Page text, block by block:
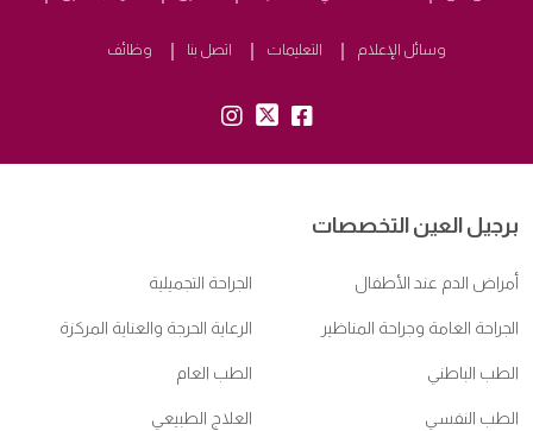
وسائل الإعلام التعليمات اتصل بنا وظائف
fb:
tw:
insta:
برجيل العين التخصصات
أمراض الدم عند الأطفال الجراحة التجميلية
الجراحة العامة وجراحة المناظير الرعاية الحرجة والعناية المركزة
الطب الباطني الطب العام
الطب النفسي العلاج الطبيعي